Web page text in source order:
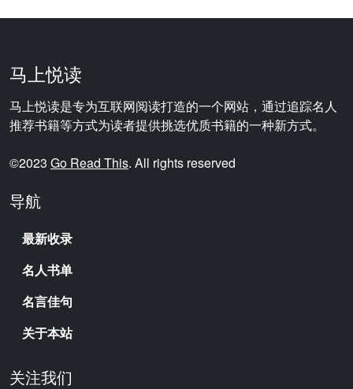
马上悦读
马上悦读是专为互联网阅读打造的一个网站，通过追踪名人
推荐书籍等方式为读者提供挑选优质书籍的一种新方式。
©2023 Go Read This. All rights reserved
导航
最新收录
名人书单
名言佳句
关于本站
关注我们